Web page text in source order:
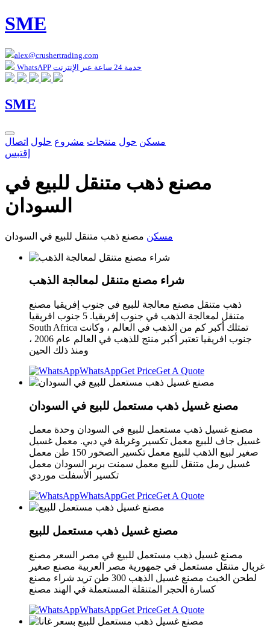
SME
alex@crushertrading.com
WhatsAPP خدمة 24 ساعة عبر الإنترنت
SME
مسكن حول منتجات مشروع حلول اتصال
إقتبس
مصنع ذهب متنقل للبيع في
السودان
مسكن مصنع ذهب متنقل للبيع في السودان
شراء مصنع متنقل لمعالجة الذهب
ذهب متنقل مصنع معالجة للبيع في جنوب إفريقيا مصنع
متنقل لمعالجة الذهب في جنوب إفريقيا. 5 جنوب افريقيا
South Africa تمتلك أكبر كم من الذهب في العالم ، وكانت
جنوب افريقيا تعتبر أكبر منتج للذهب في العالم عام 2006 ،
ومنذ ذلك الحين
WhatsAppGet PriceGet A Quote
مصنع غسيل ذهب مستعمل للبيع في السودان
مصنع غسيل ذهب مستعمل للبيع في السودان وحدة معمل
غسيل جاف للبيع معمل تكسير وغربلة في دبي. معمل غسيل
صغير لبيع الذهب للبيع معمل تكسير الصخور 150 طن معمل
غسيل رمل متنقل للبيع معمل سمنت بربر السودان معمل
تكسير الأسفلت موردي
WhatsAppGet PriceGet A Quote
مصنع غسيل ذهب مستعمل للبيع
مصنع غسيل ذهب مستعمل للبيع في مصر السعر مصنع
غربال متنقل مستعمل في جمهورية مصر العربية مصنع صغير
لطحن الخبث مصنع غسيل الذهب 300 طن تريد شراء مصنع
كسارة الحجر المتنقلة المستعملة في الهند مصنع
WhatsAppGet PriceGet A Quote